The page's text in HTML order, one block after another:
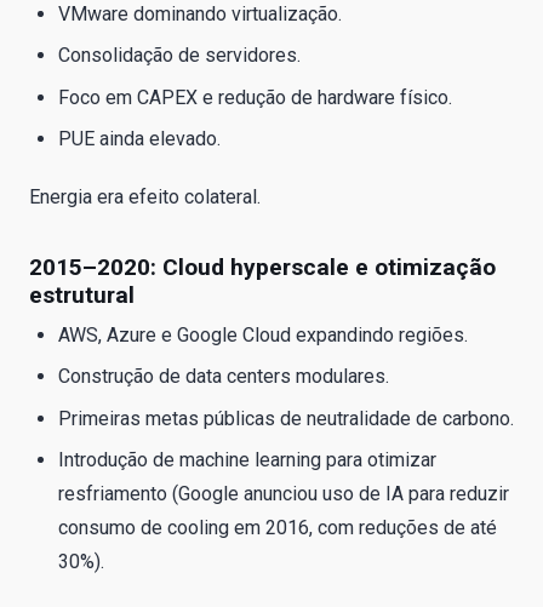
VMware dominando virtualização.
Consolidação de servidores.
Foco em CAPEX e redução de hardware físico.
PUE ainda elevado.
Energia era efeito colateral.
2015–2020: Cloud hyperscale e otimização
estrutural
AWS, Azure e Google Cloud expandindo regiões.
Construção de data centers modulares.
Primeiras metas públicas de neutralidade de carbono.
Introdução de machine learning para otimizar
resfriamento (Google anunciou uso de IA para reduzir
consumo de cooling em 2016, com reduções de até
30%).